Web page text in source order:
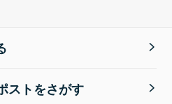
ストをさがす